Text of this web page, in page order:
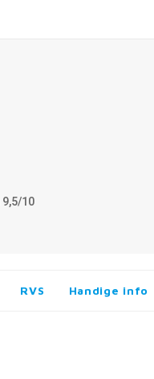
9,5/10
RVS Handige info